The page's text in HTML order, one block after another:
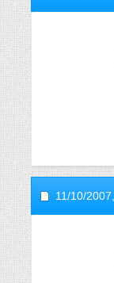
11/10/2007,